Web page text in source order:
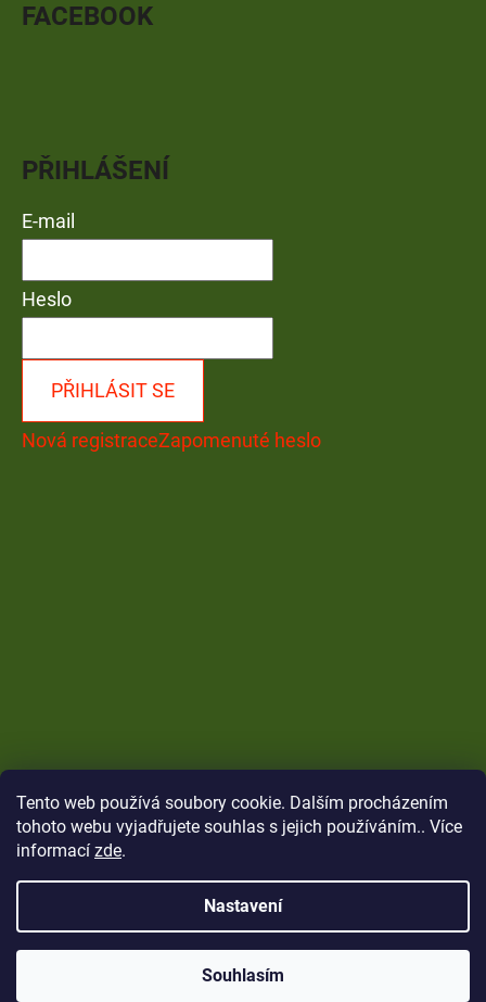
Tento web používá soubory cookie. Dalším procházením
tohoto webu vyjadřujete souhlas s jejich používáním.. Více
informací zde.
Nastavení
Souhlasím
FACEBOOK
PŘIHLÁŠENÍ
E-mail
Heslo
PŘIHLÁSIT SE
Nová registraceZapomenuté heslo
Copyright 2026CARP Brothers. Všechna práva